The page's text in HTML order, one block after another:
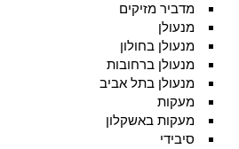
מדביר מזיקים
מנעולן
מנעולן בחולון
מנעולן ברחובות
מנעולן בתל אביב
מעקות
מעקות באשקלון
סיבידי